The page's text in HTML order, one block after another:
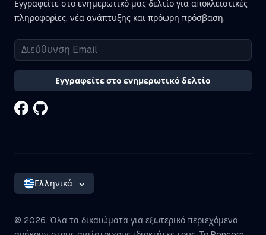
Εγγραφείτε στο ενημερωτικό μας δελτίο για αποκλειστικές
πληροφορίες, νέα ανάπτυξης και πρόωρη πρόσβαση.
Εγγραφείτε στο ενημερωτικό δελτίο
Ελληνικά
© 2026. Όλα τα δικαιώματα για εξωτερικό περιεχόμενο